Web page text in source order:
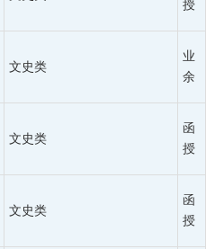
授
文史类
业
余
文史类
函
授
文史类
函
授